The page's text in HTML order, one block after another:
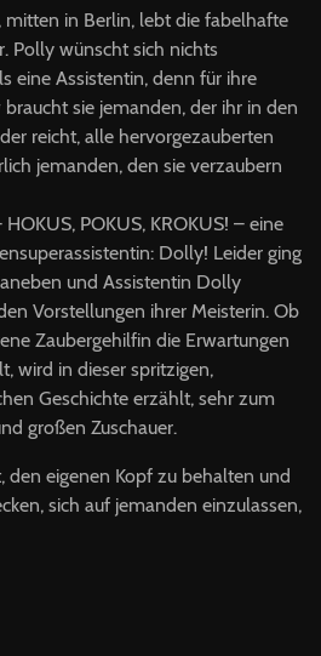
mitten in Berlin, lebt die fabelhafte
Polly wünscht sich nichts
eine Assistentin, denn für ihre
sie jemanden, der ihr in den
reicht, alle hervorgezauberten
jemanden, den sie verzaubern
POKUS, KROKUS! – eine
Dolly! Leider ging
und Assistentin Dolly
Vorstellungen ihrer Meisterin. Ob
Zaubergehilfin die Erwartungen
wird in dieser spritzigen,
Geschichte erzählt, sehr zum
großen Zuschauer.
den eigenen Kopf zu behalten und
sich auf jemanden einzulassen,